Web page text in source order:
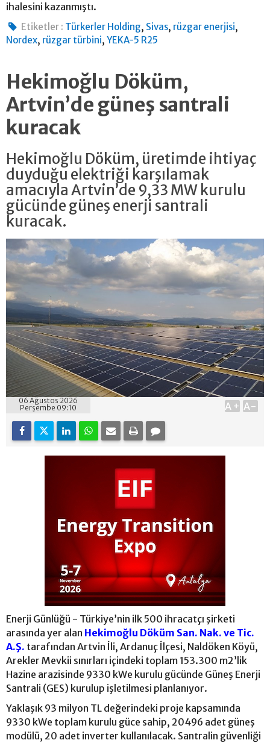
ihalesini kazanmıştı.
Etiketler : Türkerler Holding, Sivas, rüzgar enerjisi,
Nordex, rüzgar türbini, YEKA-5 R25
Hekimoğlu Döküm,
Artvin’de güneş santrali
kuracak
Hekimoğlu Döküm, üretimde ihtiyaç
duyduğu elektriği karşılamak
amacıyla Artvin’de 9,33 MW kurulu
gücünde güneş enerji santrali
kuracak.
06 Ağustos 2026
Perşembe 09:10
A+ A-
Enerji Günlüğü - Türkiye’nin ilk 500 ihracatçı şirketi
arasında yer alan Hekimoğlu Döküm San. Nak. ve Tic.
A.Ş. tarafından Artvin İli, Ardanuç İlçesi, Naldöken Köyü,
Arekler Mevkii sınırları içindeki toplam 153.300 m2’lik
Hazine arazisinde 9330 kWe kurulu gücünde Güneş Enerji
Santrali (GES) kurulup işletilmesi planlanıyor.
Yaklaşık 93 milyon TL değerindeki proje kapsamında
9330 kWe toplam kurulu güce sahip, 20496 adet güneş
modülü, 20 adet inverter kullanılacak. Santralin güvenliği